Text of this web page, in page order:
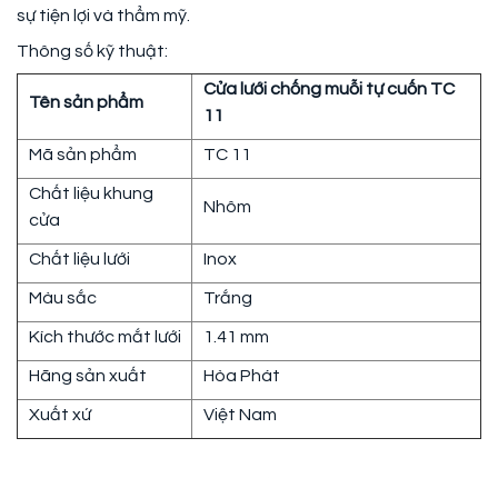
sự tiện lợi và thẩm mỹ.
Thông số kỹ thuật:
Tên sản phẩm
Cửa lưới chống muỗi tự cuốn TC
11
Mã sản phẩm TC 11
Chất liệu khung
cửa
Nhôm
Chất liệu lưới Inox
Màu sắc Trắng
Kích thước mắt lưới 1.41 mm
Hãng sản xuất Hòa Phát
Xuất xứ Việt Nam